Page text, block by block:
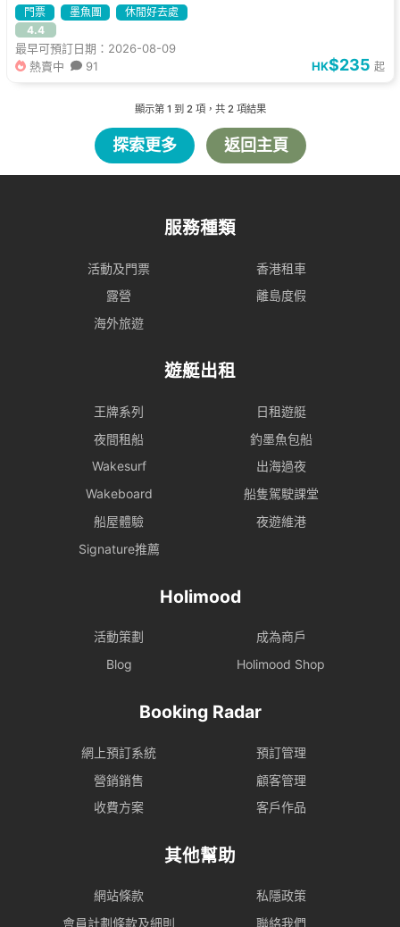
門票 墨魚團
休閒好去處
4.4
最早可預訂日期：2026-08-09
熱賣中
91 HK$235 起
顯示第 1 到 2 項，共 2 項結果
探索更多 返回主頁
服務種類
活動及門票
香港租車
露營
離島度假
海外旅遊
遊艇出租
王牌系列
日租遊艇
夜間租船
釣墨魚包船
Wakesurf
出海過夜
Wakeboard
船隻駕駛課堂
船屋體驗
夜遊維港
Signature推薦
Holimood
活動策劃
成為商戶
Blog
Holimood Shop
Booking Radar
網上預訂系統
預訂管理
營銷銷售
顧客管理
收費方案
客戶作品
其他幫助
網站條款
私隱政策
會員計劃條款及細則
聯絡我們